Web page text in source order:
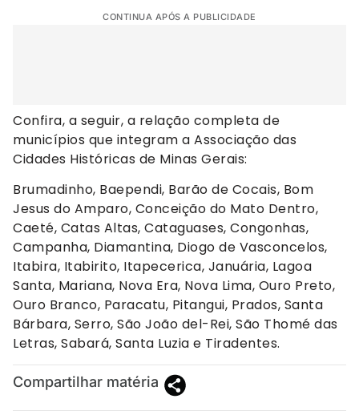
CONTINUA APÓS A PUBLICIDADE
Confira, a seguir, a relação completa de
municípios que integram a Associação das
Cidades Históricas de Minas Gerais:
Brumadinho, Baependi, Barão de Cocais, Bom
Jesus do Amparo, Conceição do Mato Dentro,
Caeté, Catas Altas, Cataguases, Congonhas,
Campanha, Diamantina, Diogo de Vasconcelos,
Itabira, Itabirito, Itapecerica, Januária, Lagoa
Santa, Mariana, Nova Era, Nova Lima, Ouro Preto,
Ouro Branco, Paracatu, Pitangui, Prados, Santa
Bárbara, Serro, São João del-Rei, São Thomé das
Letras, Sabará, Santa Luzia e Tiradentes.
Compartilhar matéria